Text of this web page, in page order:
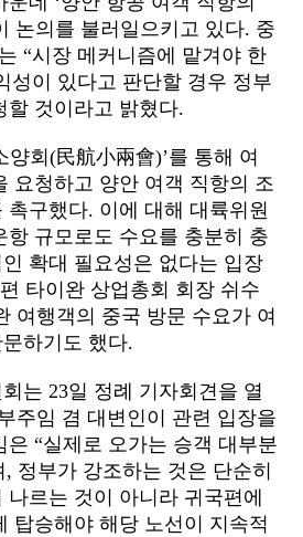
논의를 불러일으키고 있다. 중
“시장 메커니즘에 맡겨야 한
성이 있다고 판단할 경우 정부
할 것이라고 밝혔다.
양회(民航小兩會)’를 통해 여
요청하고 양안 여객 직항의 조
촉구했다. 이에 대해 대륙위원
항 규모로도 수요를 충분히 충
확대 필요성은 없다는 입장
타이완 상업총회 회장 쉬수
여행객의 중국 방문 수요가 여
하기도 했다.
는 23일 정례 기자회견을 열
주임 겸 대변인이 관련 입장을
은 “실제로 오가는 승객 대부분
정부가 강조하는 것은 단순히
르는 것이 아니라 귀국편에
탑승해야 해당 노선이 지속적